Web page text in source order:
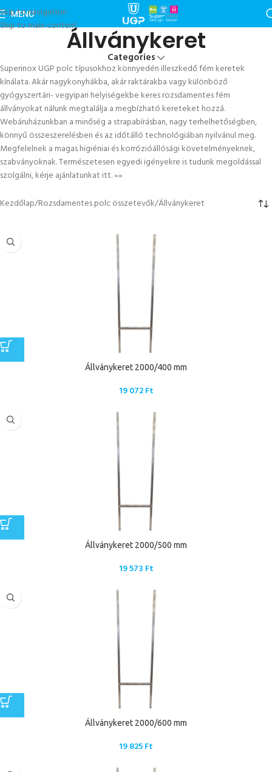
Skip to navigation
Skip to main content
MENU
Állványkeret
Categories
Superinox UGP polc típusokhoz könnyedén illeszkedő fém keretek
kínálata. Akár nagykonyhákba, akár raktárakba vagy különböző
gyógyszertári- vegyipari helyiségekbe keres rozsdamentes fém
állványokat nálunk megtalálja a megbízható kereteket hozzá.
Webáruházunkban a minőség a strapabírásban, nagy terhelhetőségben,
könnyű összeszerelésben és az időtálló technológiában nyilvánul meg.
Megfelelnek a magas higiéniai és korrózióállósági követelményeknek,
szabványoknak. Természetesen egyedi igényekre is tudunk megoldással
szolgálni, kérje ajánlatunkat itt.»»
Kezdőlap Rozsdamentes polc összetevők Állványkeret
Állványkeret 2000/400 mm
19 072Ft
Állványkeret 2000/500 mm
19 573 Ft
Állványkeret 2000/600 mm
19 825Ft